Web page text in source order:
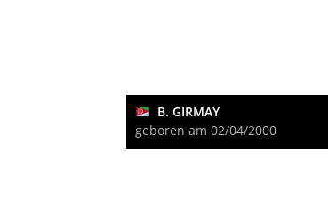
B. GIRMAY
geboren am 02/04/2000